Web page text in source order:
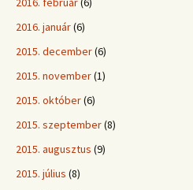
2016. január(6)
2015. december(6)
2015. november(1)
2015. október(6)
2015. szeptember(8)
2015. augusztus (9)
2015. július (8)